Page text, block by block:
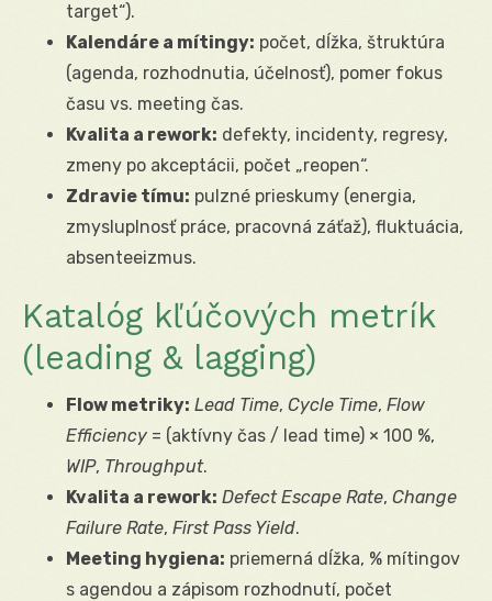
target“).
Kalendáre a mítingy: počet, dĺžka, štruktúra
(agenda, rozhodnutia, účelnosť), pomer fokus
času vs. meeting čas.
Kvalita a rework: defekty, incidenty, regresy,
zmeny po akceptácii, počet „reopen“.
Zdravie tímu: pulzné prieskumy (energia,
zmysluplnosť práce, pracovná záťaž), fluktuácia,
absenteeizmus.
Katalóg kľúčových metrík
(leading & lagging)
Flow metriky: Lead Time, Cycle Time, Flow
Efficiency = (aktívny čas / lead time) × 100 %,
WIP, Throughput.
Kvalita a rework: Defect Escape Rate, Change
Failure Rate, First Pass Yield.
Meeting hygiena: priemerná dĺžka, % mítingov
s agendou a zápisom rozhodnutí, počet